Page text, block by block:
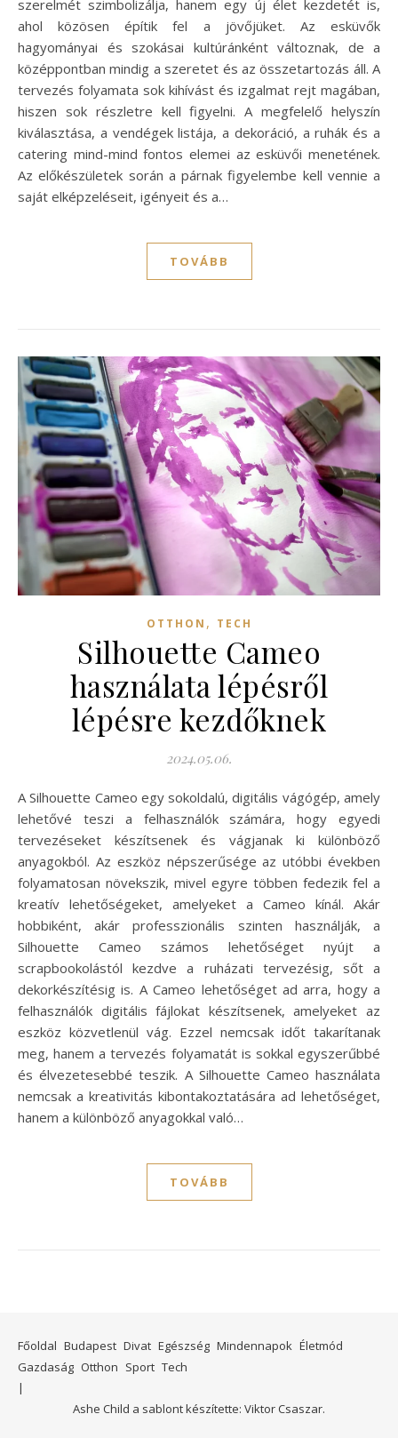
szerelmét szimbolizálja, hanem egy új élet kezdetét is,
ahol közösen építik fel a jövőjüket. Az esküvők
hagyományai és szokásai kultúránként változnak, de a
középpontban mindig a szeretet és az összetartozás áll. A
tervezés folyamata sok kihívást és izgalmat rejt magában,
hiszen sok részletre kell figyelni. A megfelelő helyszín
kiválasztása, a vendégek listája, a dekoráció, a ruhák és a
catering mind-mind fontos elemei az esküvői menetének.
Az előkészületek során a párnak figyelembe kell vennie a
saját elképzeléseit, igényeit és a…
TOVÁBB
OTTHON , TECH
Silhouette Cameo
használata lépésről
lépésre kezdőknek
2024.05.06.
A Silhouette Cameo egy sokoldalú, digitális vágógép, amely
lehetővé teszi a felhasználók számára, hogy egyedi
tervezéseket készítsenek és vágjanak ki különböző
anyagokból. Az eszköz népszerűsége az utóbbi években
folyamatosan növekszik, mivel egyre többen fedezik fel a
kreatív lehetőségeket, amelyeket a Cameo kínál. Akár
hobbiként, akár professzionális szinten használják, a
Silhouette Cameo számos lehetőséget nyújt a
scrapbookolástól kezdve a ruházati tervezésig, sőt a
dekorkészítésig is. A Cameo lehetőséget ad arra, hogy a
felhasználók digitális fájlokat készítsenek, amelyeket az
eszköz közvetlenül vág. Ezzel nemcsak időt takarítanak
meg, hanem a tervezés folyamatát is sokkal egyszerűbbé
és élvezetesebbé teszik. A Silhouette Cameo használata
nemcsak a kreativitás kibontakoztatására ad lehetőséget,
hanem a különböző anyagokkal való…
TOVÁBB
Főoldal Budapest Divat Egészség Mindennapok Életmód
Gazdaság Otthon Sport Tech
Ashe Child a sablont készítette: Viktor Csaszar.